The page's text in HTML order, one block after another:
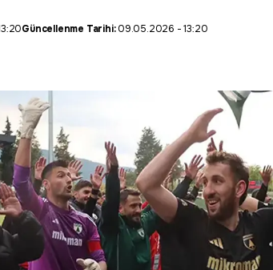
Güncellenme Tarihi:09.05.2026 - 13:20